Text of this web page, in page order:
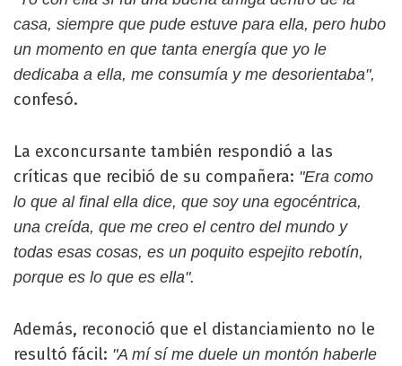
casa, siempre que pude estuve para ella, pero hubo
un momento en que tanta energía que yo le
dedicaba a ella, me consumía y me desorientaba",
confesó.
La exconcursante también respondió a las
críticas que recibió de su compañera: "Era como
lo que al final ella dice, que soy una egocéntrica,
una creída, que me creo el centro del mundo y
todas esas cosas, es un poquito espejito rebotín,
porque es lo que es ella".
Además, reconoció que el distanciamiento no le
resultó fácil: "A mí sí me duele un montón haberle